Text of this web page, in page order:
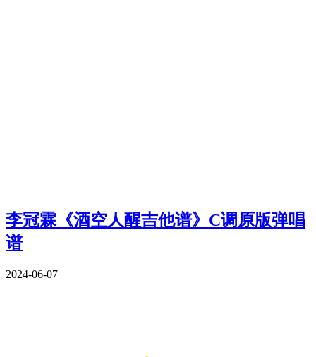
李冠霖《酒空人醒吉他谱》C调原版弹唱
谱
2024-06-07